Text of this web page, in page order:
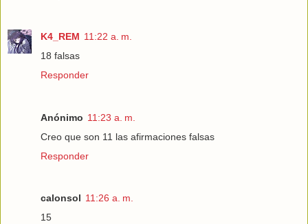
K4_REM 11:22 a. m.
18 falsas
Responder
Anónimo 11:23 a. m.
Creo que son 11 las afirmaciones falsas
Responder
calonsol 11:26 a. m.
15